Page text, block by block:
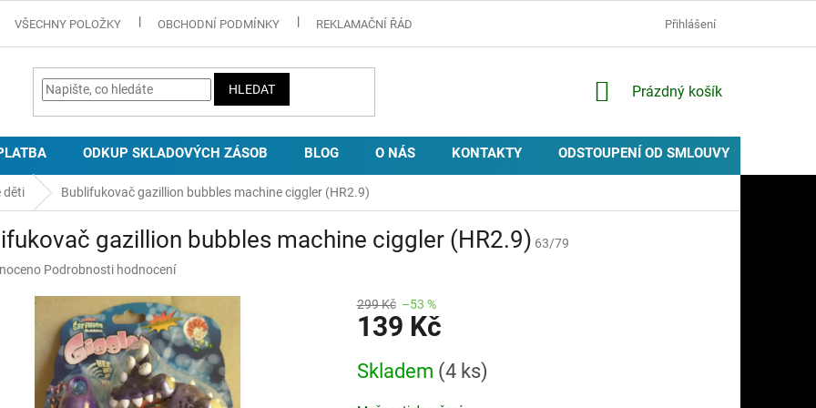
VŠECHNY POLOŽKY OBCHODNÍ PODMÍNKY REKLAMAČNÍ ŘÁD ZÁSADY POUŽÍVÁNÍ COOKIES
Přihlášení
HLEDAT
NÁKUPNÍ
Prázdný košík
ODKUP SKLADOVÝCH ZÁSOB BLOG O NÁS KONTAKTY ODSTOUPENÍ OD SMLOUVY
děti Bublifukovač gazillion bubbles machine ciggler (HR2.9)
gazillion bubbles machine ciggler (HR2.9) 63/79
Podrobnosti hodnocení
299 Kč –53 %
139 Kč
cena:
Skladem (4 ks)